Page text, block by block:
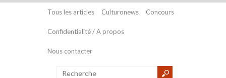
Tous les articles Culturonews Concours
Confidentialité / A propos
Nous contacter